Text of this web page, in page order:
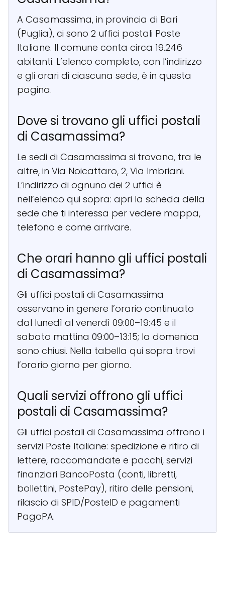
A Casamassima, in provincia di Bari
(Puglia), ci sono 2 uffici postali Poste
Italiane. Il comune conta circa 19.246
abitanti. L’elenco completo, con l’indirizzo
e gli orari di ciascuna sede, è in questa
pagina.
Dove si trovano gli uffici postali
di Casamassima?
Le sedi di Casamassima si trovano, tra le
altre, in Via Noicattaro, 2, Via Imbriani.
L’indirizzo di ognuno dei 2 uffici è
nell’elenco qui sopra: apri la scheda della
sede che ti interessa per vedere mappa,
telefono e come arrivare.
Che orari hanno gli uffici postali
di Casamassima?
Gli uffici postali di Casamassima
osservano in genere l’orario continuato
dal lunedì al venerdì 09:00–19:45 e il
sabato mattina 09:00–13:15; la domenica
sono chiusi. Nella tabella qui sopra trovi
l’orario giorno per giorno.
Quali servizi offrono gli uffici
postali di Casamassima?
Gli uffici postali di Casamassima offrono i
servizi Poste Italiane: spedizione e ritiro di
lettere, raccomandate e pacchi, servizi
finanziari BancoPosta (conti, libretti,
bollettini, PostePay), ritiro delle pensioni,
rilascio di SPID/PosteID e pagamenti
PagoPA.